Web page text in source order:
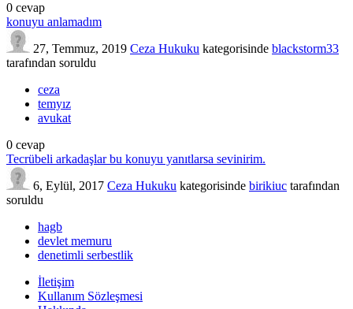
0 cevap
konuyu anlamadım
27, Temmuz, 2019 Ceza Hukuku kategorisinde blackstorm33
tarafından soruldu
ceza
temyız
avukat
0 cevap
Tecrübeli arkadaşlar bu konuyu yanıtlarsa sevinirim.
6, Eylül, 2017 Ceza Hukuku kategorisinde birikiuc tarafından
soruldu
hagb
devlet memuru
denetimli serbestlik
İletişim
Kullanım Sözleşmesi